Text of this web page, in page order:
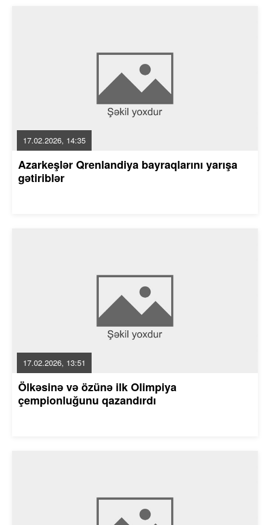
17.02.2026, 14:35
Azarkeşlər Qrenlandiya bayraqlarını yarışa
gətiriblər
17.02.2026, 13:51
Ölkəsinə və özünə ilk Olimpiya
çempionluğunu qazandırdı